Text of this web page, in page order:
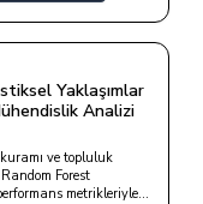
Yaklaşımlar
Analizi
ve topluluk
Forest
metrikleriyle